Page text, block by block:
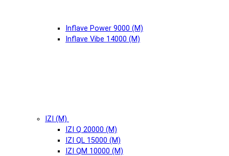
Inflave Power 9000 (М)
Inflave Vibe 14000 (М)
IZI (М)
IZI Q 20000 (М)
IZI QL 15000 (М)
IZI QM 10000 (М)